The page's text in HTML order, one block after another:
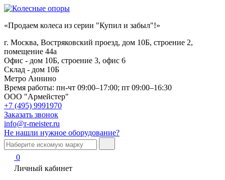
«Продаем колеса из серии "Купил и забыл"!»
г. Москва, Востряковский проезд, дом 10Б, строение 2,
помещение 44а
Офис - дом 10Б, строение 3, офис 6
Склад - дом 10Б
Метро Аннино
Время работы: пн-чт 09:00–17:00; пт 09:00–16:30
ООО "Армейстер"
+7 (495) 9991970
Заказать звонок
info@r-meister.ru
Не нашли нужное оборудование?
0
Личный кабинет